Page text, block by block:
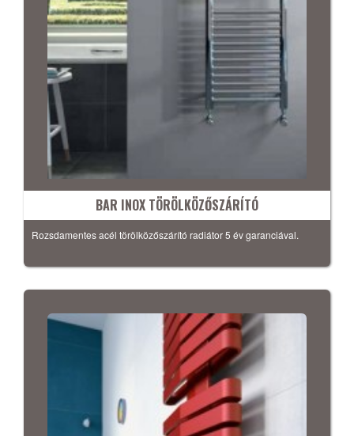
BAR INOX TÖRÖLKÖZŐSZÁRÍTÓ
Rozsdamentes acél törölközőszárító radiátor 5 év garanciával.